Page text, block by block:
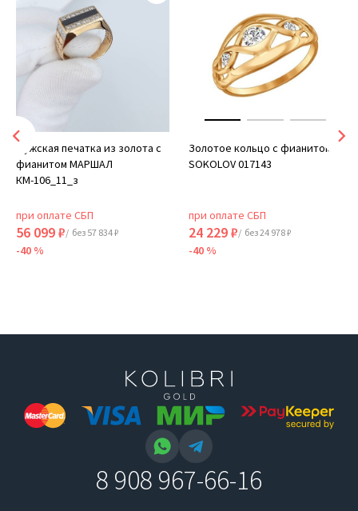
Мужская печатка из золота с
фианитом МАРШАЛ
КМ-106_11_з
при оплате СБП
56 099 ₽/ без 57 834 ₽
-40 %
Золотое кольцо с фианитом
SOKOLOV 017143
при оплате СБП
24 229 ₽/ без 24 978 ₽
-40 %
8 908 967-66-16